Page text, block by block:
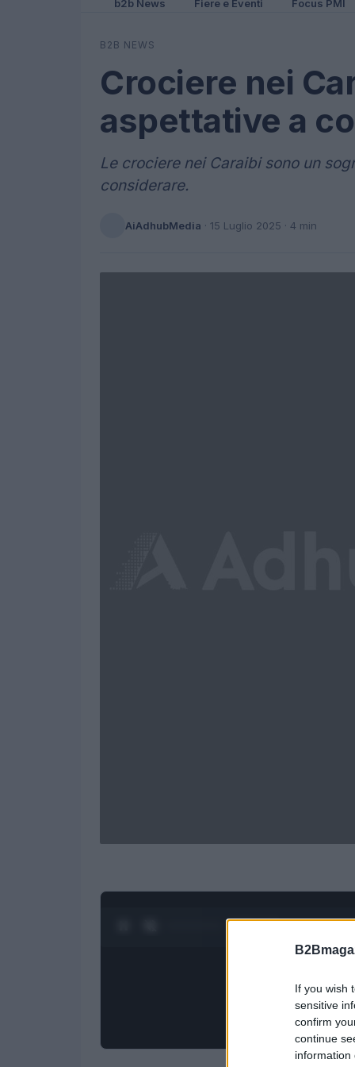
If you wish
sensitive
confirm
continue
information
b2b News Fiere e Eventi Focus PMI
B2B NEWS
Crociere nei
aspettative a
Le crociere nei Caraibi sono un
considerare.
AiAdhubMedia · 15 Luglio 2025 · 4 min